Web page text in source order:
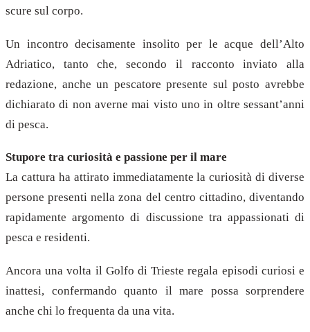
scure sul corpo.
Un incontro decisamente insolito per le acque dell’Alto
Adriatico, tanto che, secondo il racconto inviato alla
redazione, anche un pescatore presente sul posto avrebbe
dichiarato di non averne mai visto uno in oltre sessant’anni
di pesca.
Stupore tra curiosità e passione per il mare
La cattura ha attirato immediatamente la curiosità di diverse
persone presenti nella zona del centro cittadino, diventando
rapidamente argomento di discussione tra appassionati di
pesca e residenti.
Ancora una volta il Golfo di Trieste regala episodi curiosi e
inattesi, confermando quanto il mare possa sorprendere
anche chi lo frequenta da una vita.